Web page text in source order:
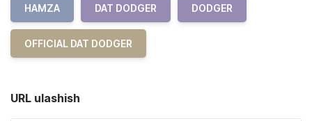
HAMZA DAT DODGER DODGER
OFFICIAL DAT DODGER
URL ulashish